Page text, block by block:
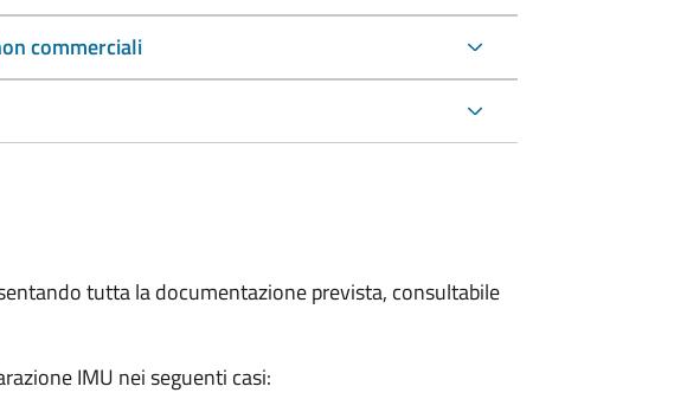
commerciali
tutta la documentazione prevista, consultabile
IMU nei seguenti casi: